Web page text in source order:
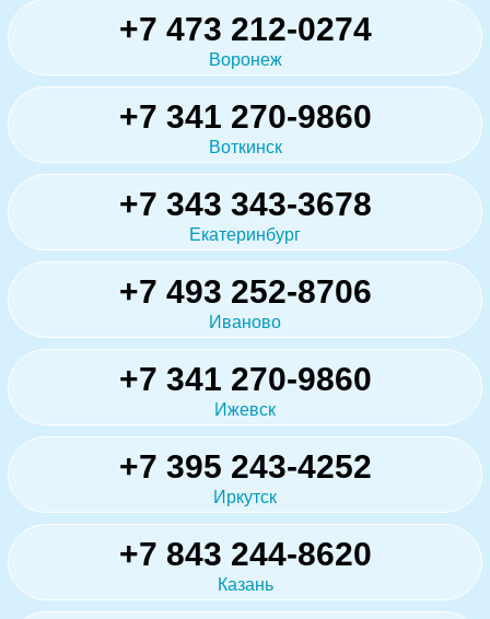
+7 473 212-0274
Воронеж
+7 341 270-9860
Воткинск
+7 343 343-3678
Екатеринбург
+7 493 252-8706
Иваново
+7 341 270-9860
Ижевск
+7 395 243-4252
Иркутск
+7 843 244-8620
Казань